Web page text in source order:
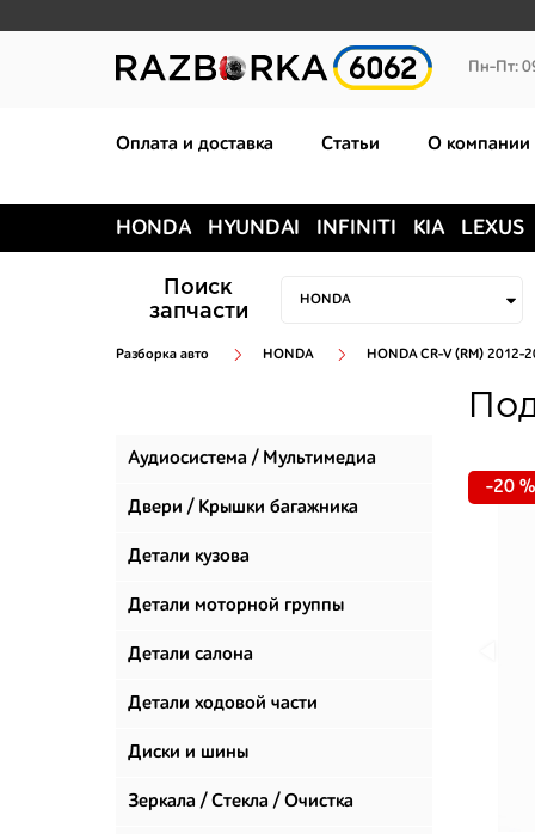
Пн-Пт:
Оплата и доставка Статьи О компании
HONDA HYUNDAI INFINITI KIA LEXUS
Поиск
запчасти
Разборка авто HONDA HONDA CR-V (RM) 2012-
Аудиосистема / Мультимедиа
Двери / Крышки багажника
Детали кузова
Детали моторной группы
Детали салона
Детали ходовой части
Диски и шины
Зеркала / Стекла / Очистка
-20 %